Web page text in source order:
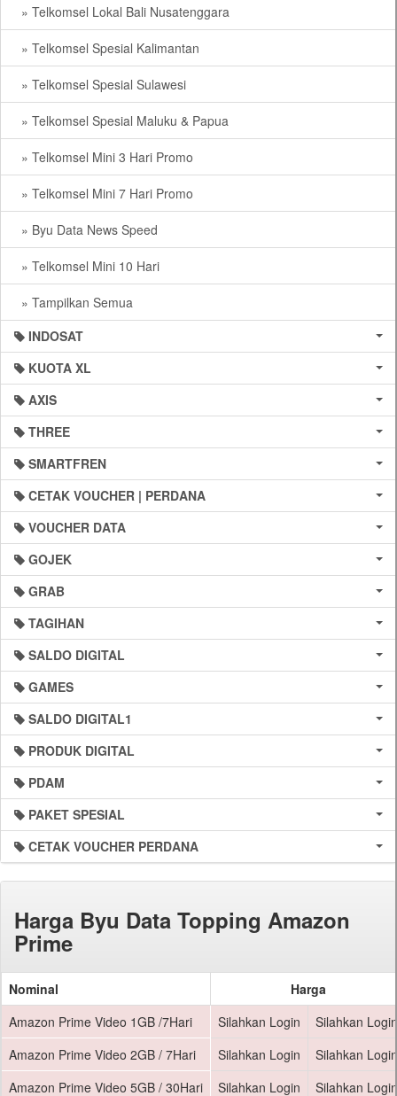
» Telkomsel Lokal Bali Nusatenggara
» Telkomsel Spesial Kalimantan
» Telkomsel Spesial Sulawesi
» Telkomsel Spesial Maluku & Papua
» Telkomsel Mini 3 Hari Promo
» Telkomsel Mini 7 Hari Promo
» Byu Data News Speed
» Telkomsel Mini 10 Hari
» Tampilkan Semua
INDOSAT
KUOTA XL
AXIS
THREE
SMARTFREN
CETAK VOUCHER | PERDANA
VOUCHER DATA
GOJEK
GRAB
TAGIHAN
SALDO DIGITAL
GAMES
SALDO DIGITAL1
PRODUK DIGITAL
PDAM
PAKET SPESIAL
CETAK VOUCHER PERDANA
Harga Byu Data Topping Amazon
Prime
Nominal
Harga
Amazon Prime Video 1GB /7Hari
Silahkan Login
Silahkan Login
Amazon Prime Video 2GB / 7Hari
Silahkan Login
Silahkan Login
Amazon Prime Video 5GB / 30Hari
Silahkan Login Silahkan Login